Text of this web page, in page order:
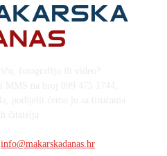
info@makarskadanas.hr